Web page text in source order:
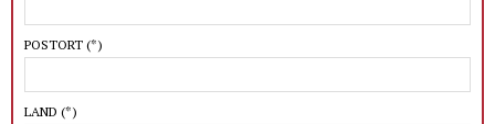
POSTORT (*)
LAND (*)